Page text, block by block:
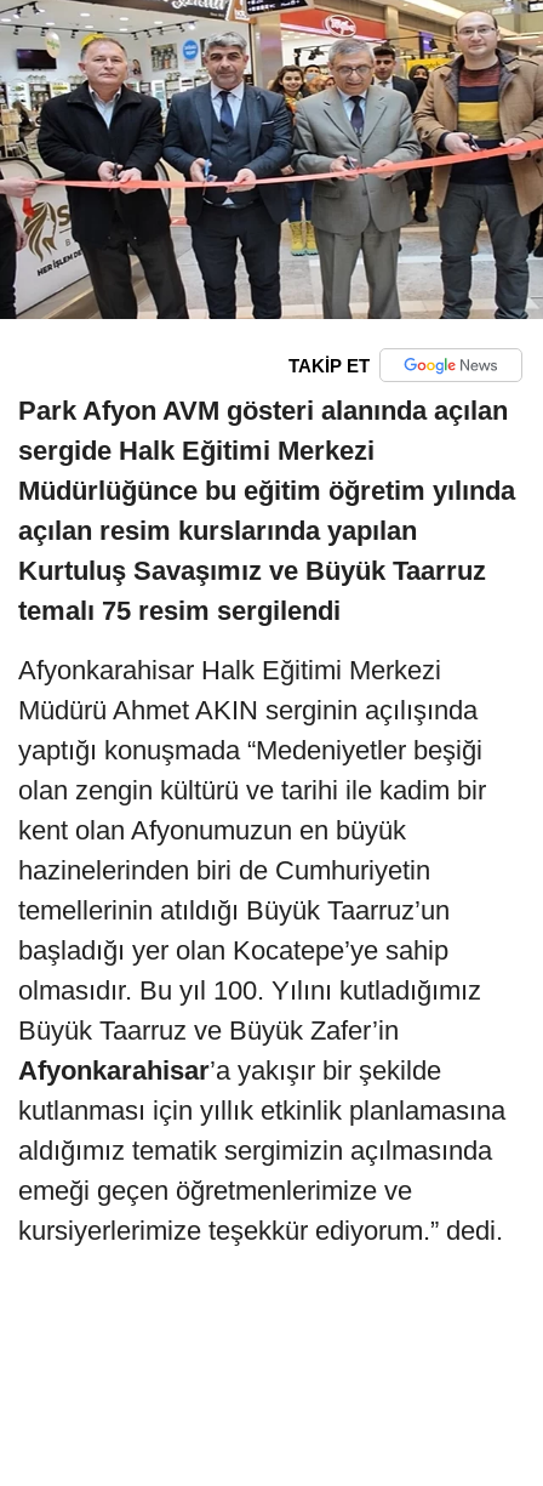
TAKİP ET
Park Afyon AVM gösteri alanında açılan
sergide Halk Eğitimi Merkezi
Müdürlüğünce bu eğitim öğretim yılında
açılan resim kurslarında yapılan
Kurtuluş Savaşımız ve Büyük Taarruz
temalı 75 resim sergilendi
Afyonkarahisar Halk Eğitimi Merkezi
Müdürü Ahmet AKIN serginin açılışında
yaptığı konuşmada “Medeniyetler beşiği
olan zengin kültürü ve tarihi ile kadim bir
kent olan Afyonumuzun en büyük
hazinelerinden biri de Cumhuriyetin
temellerinin atıldığı Büyük Taarruz’un
başladığı yer olan Kocatepe’ye sahip
olmasıdır. Bu yıl 100. Yılını kutladığımız
Büyük Taarruz ve Büyük Zafer’in
Afyonkarahisar’a yakışır bir şekilde
kutlanması için yıllık etkinlik planlamasına
aldığımız tematik sergimizin açılmasında
emeği geçen öğretmenlerimize ve
kursiyerlerimize teşekkür ediyorum.” dedi.